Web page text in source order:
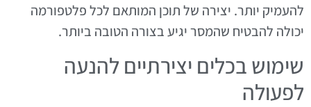
להעמיק יותר. יצירה של תוכן המותאם לכל פלטפורמה
יכולה להבטיח שהמסר יגיע בצורה הטובה ביותר.
שימוש בכלים יצירתיים להנעה
לפעולה